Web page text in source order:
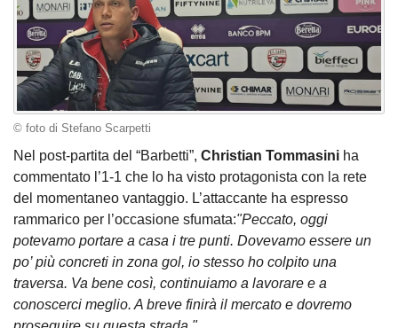
© foto di Stefano Scarpetti
Nel post-partita del “Barbetti”, Christian Tommasini ha
commentato l’1-1 che lo ha visto protagonista con la rete
del momentaneo vantaggio. L’attaccante ha espresso
rammarico per l’occasione sfumata:"Peccato, oggi
potevamo portare a casa i tre punti. Dovevamo essere un
po’ più concreti in zona gol, io stesso ho colpito una
traversa. Va bene così, continuiamo a lavorare e a
conoscerci meglio. A breve finirà il mercato e dovremo